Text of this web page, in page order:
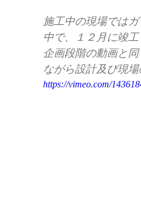
施工中の現場では
中で、１２月に竣
企画段階の動画と
ながら設計及び現
https://vimeo.com/